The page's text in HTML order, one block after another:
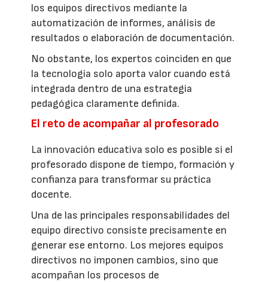
los equipos directivos mediante la
automatización de informes, análisis de
resultados o elaboración de documentación.
No obstante, los expertos coinciden en que
la tecnología solo aporta valor cuando está
integrada dentro de una estrategia
pedagógica claramente definida.
El reto de acompañar al profesorado
La innovación educativa solo es posible si el
profesorado dispone de tiempo, formación y
confianza para transformar su práctica
docente.
Una de las principales responsabilidades del
equipo directivo consiste precisamente en
generar ese entorno. Los mejores equipos
directivos no imponen cambios, sino que
acompañan los procesos de